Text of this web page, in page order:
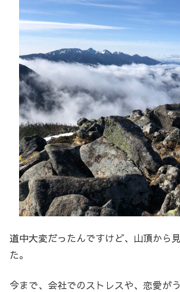
道中大変だったんですけど、山頂から
た。
今まで、会社でのストレスや、恋愛が